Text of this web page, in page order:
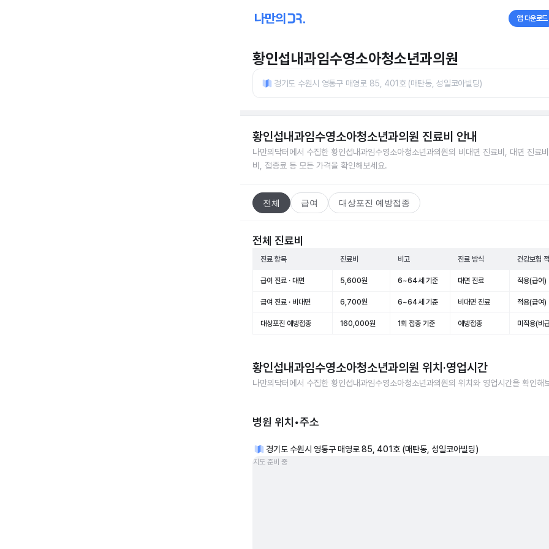
앱 다운로드
황인섭내과임수영소아청소년과의원
경기도 수원시 영통구 매영로 85, 401호 (매탄동, 성일코아빌딩)
황인섭내과임수영소아청소년과의원 진료비 안내
나만의닥터에서 수집한 황인섭내과임수영소아청소년과의원의 비대면 진료비, 대면 진료비
비, 접종료 등 모든 가격을 확인해보세요.
전체 급여 대상포진 예방접종
전체 진료비
진료 항목 진료비 비고 진료 방식 건강보험
급여 진료 · 대면 5,600원 6~64세 기준 대면 진료 적용(급여)
급여 진료 · 비대면 6,700원 6~64세 기준 비대면 진료 적용(급여)
대상포진 예방접종 160,000원 1회 접종 기준 예방접종 미적용(비
황인섭내과임수영소아청소년과의원 위치·영업시간
나만의닥터에서 수집한 황인섭내과임수영소아청소년과의원의 위치와 영업시간을 확인해
병원 위치•주소
경기도 수원시 영통구 매영로 85, 401호 (매탄동, 성일코아빌딩)
지도 준비 중